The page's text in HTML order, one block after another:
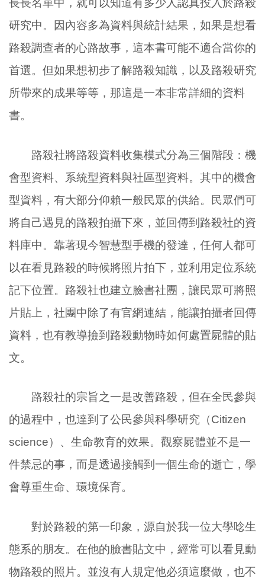
長長名單中，就可以知道有多少人認真投入於路殺
研究中。因內容多為資料與統計結果，如果是想看
路殺調查者的心路故事，這本書可能不適合當你的
首選。但如果想初步了解路殺知識，以及路殺研究
所帶來的成果等等，那這是一本非常詳細的資料
書。
路殺社將路殺資料收集模式分為三個階段：機
會型資料、系統型資料與社區型資料。其中的機會
型資料，有大部分仰賴一般民眾的供給。民眾們可
將自己遇見的路殺拍攝下來，並回傳到路殺社的資
料庫中。靠著現今智慧型手機的發達，任何人都可
以在看見路殺的時候將照片拍下，並利用定位系統
記下位置。路殺社也建立臉書社團，讓民眾可將照
片貼上，社團中除了有官網連結，能讓拍攝者回傳
資料，也有教導撿到路殺動物時如何處置屍體的貼
文。
路殺社的宗旨之一是改善路殺，但在全民參與
的過程中，也達到了公民參與科學研究（Citizen
science）、生命教育的效果。觀察屍體並不是一
件禁忌的事，而是透過接觸到一個生命的逝亡，學
會尊重生命、環境保育。
對於路殺的第一印象，源自於我一位大學唸生
態系的朋友。在他的臉書貼文中，經常可以看見動
物路殺的照片。並沒有人規定他必須這麼做，也不